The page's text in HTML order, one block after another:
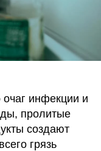
инфекции и
пролитые
создают
грязь